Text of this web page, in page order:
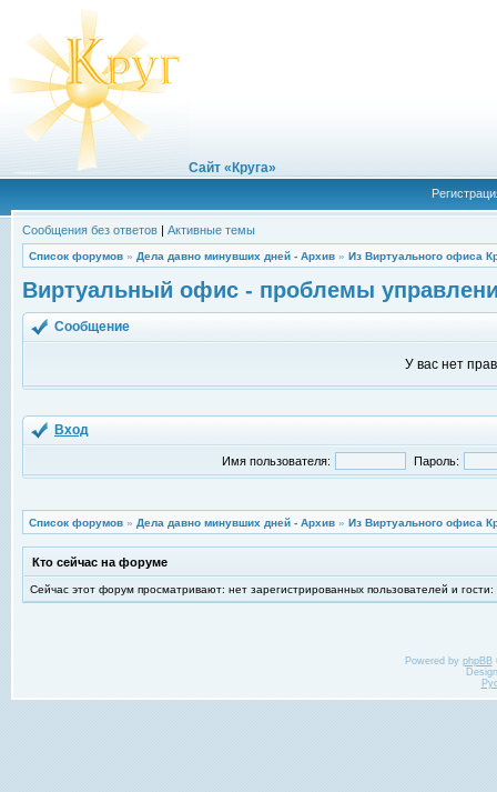
Сайт «Круга»
Сообщения без ответов | Активные темы
Список форумов » Дела давно минувших дней - Архив » Из Виртуального офиса
Виртуальный офис - проблемы
Сообщение
У вас нет
Вход
Имя пользователя: Пароль:
Список форумов » Дела давно минувших дней - Архив » Из Виртуального офиса
Кто сейчас на форуме
Сейчас этот форум просматривают: нет зарегистрированных пользователей и гости:
Powered by phpBB